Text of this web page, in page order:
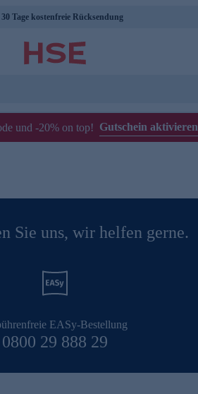
30 Tage kostenfreie Rücksendung
und -20% on top! Gutschein aktivieren
Sie uns, wir helfen gerne.
EASy-Bestellung
0800 29 888 29